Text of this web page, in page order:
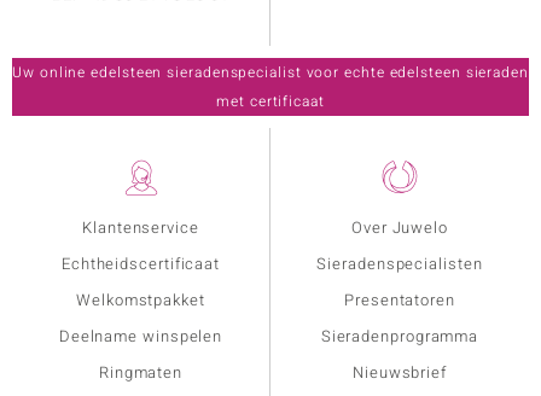
Klantenservice
Echtheidscertificaat
Welkomstpakket
Deelname winspelen
Ringmaten
Over Juwelo
Sieradenspecialisten
Presentatoren
Sieradenprogramma
Nieuwsbrief
Uw online edelsteen sieradenspecialist voor echte edelsteen sieraden
met certificaat